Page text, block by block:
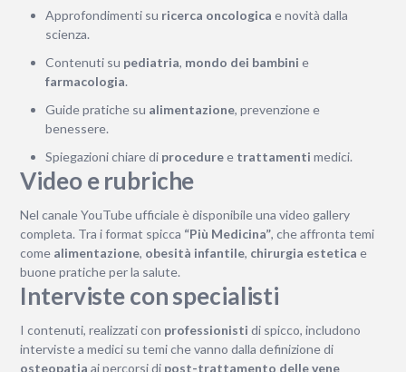
Approfondimenti su ricerca oncologica e novità dalla
scienza.
Contenuti su pediatria, mondo dei bambini e
farmacologia.
Guide pratiche su alimentazione, prevenzione e
benessere.
Spiegazioni chiare di proceduree trattamenti medici.
Video e rubriche
Nel canale YouTube ufficiale è disponibile una video gallery
completa. Tra i format spicca “Più Medicina”, che affronta temi
come alimentazione, obesità infantile, chirurgia estetica e
buone pratiche per la salute.
Interviste con specialisti
I contenuti, realizzati con professionisti di spicco, includono
interviste a medici su temi che vanno dalla definizione di
osteopatia ai percorsi di post-trattamento delle vene